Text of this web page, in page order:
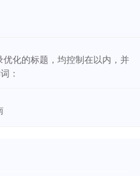
化的标题，均控制在以内，并
：